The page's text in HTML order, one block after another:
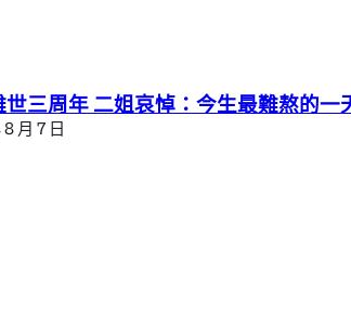
世三周年 二姐哀悼：今生最難熬的一
月 7 日